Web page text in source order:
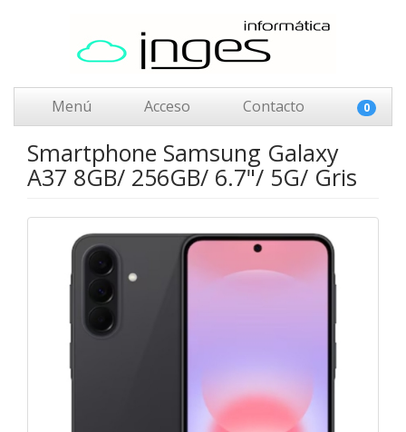
Menú Acceso Contacto 0
Smartphone Samsung Galaxy
A37 8GB/ 256GB/ 6.7"/ 5G/ Gris